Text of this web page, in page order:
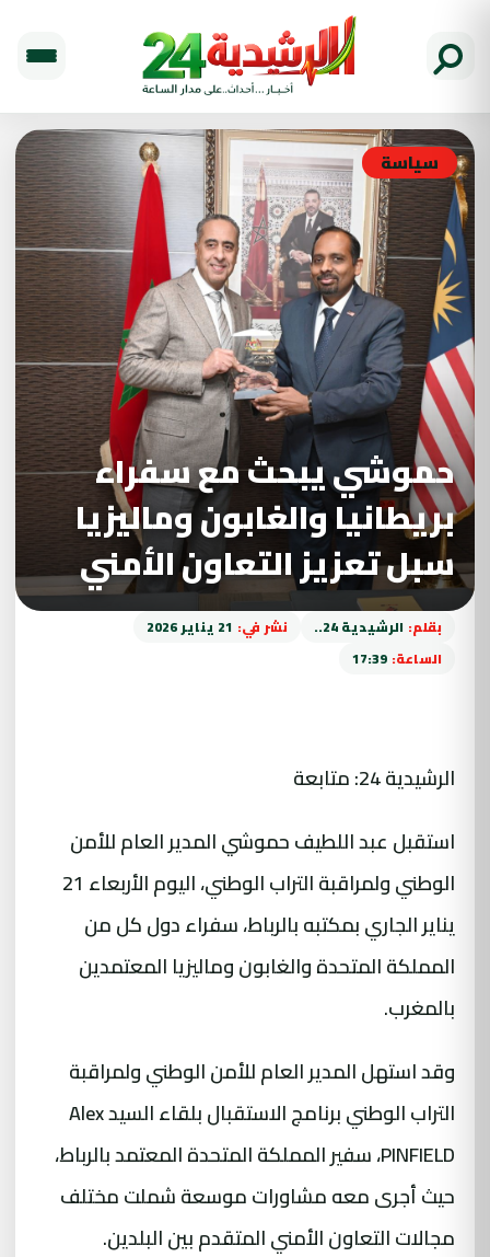
سياسة
حموشي يبحث مع سفراء
بريطانيا والغابون وماليزيا
سبل تعزيز التعاون الأمني
بقلم: الرشيدية 24.. نشر في: 21 يناير 2026
الساعة: 17:39
الرشيدية 24: متابعة
استقبل عبد اللطيف حموشي المدير العام للأمن
الوطني ولمراقبة التراب الوطني، اليوم الأربعاء 21
يناير الجاري بمكتبه بالرباط، سفراء دول كل من
المملكة المتحدة والغابون وماليزيا المعتمدين
بالمغرب.
وقد استهل المدير العام للأمن الوطني ولمراقبة
التراب الوطني برنامج الاستقبال بلقاء السيد Alex
PINFIELD، سفير المملكة المتحدة المعتمد بالرباط،
حيث أجرى معه مشاورات موسعة شملت مختلف
مجالات التعاون الأمني المتقدم بين البلدين.